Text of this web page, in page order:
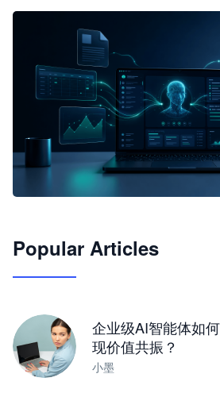
JimoClaw 桌面 AI Agent 工作
Popular Articles
企业级AI智能体如
现价值共振？
小墨